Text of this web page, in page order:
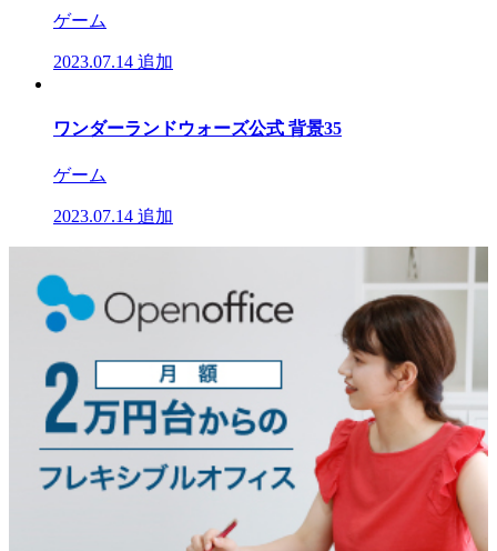
ゲーム
2023.07.14 追加
ワンダーランドウォーズ公式 背景35
ゲーム
2023.07.14 追加